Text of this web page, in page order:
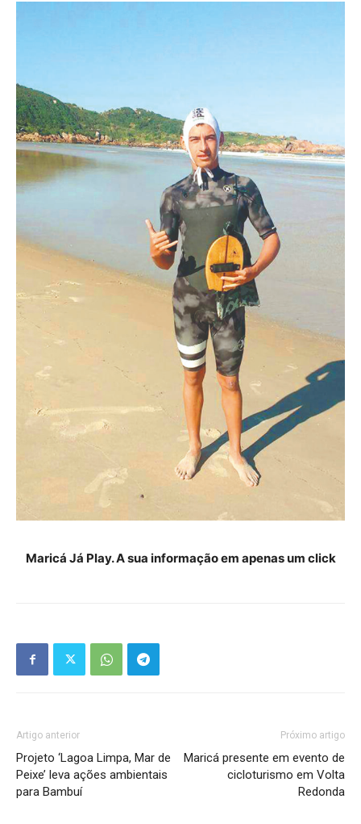
Maricá Já Play. A sua informação em apenas um click
Artigo anterior
Projeto ‘Lagoa Limpa, Mar de
Peixe’ leva ações ambientais
para Bambuí
Próximo artigo
Maricá presente em evento de
cicloturismo em Volta
Redonda